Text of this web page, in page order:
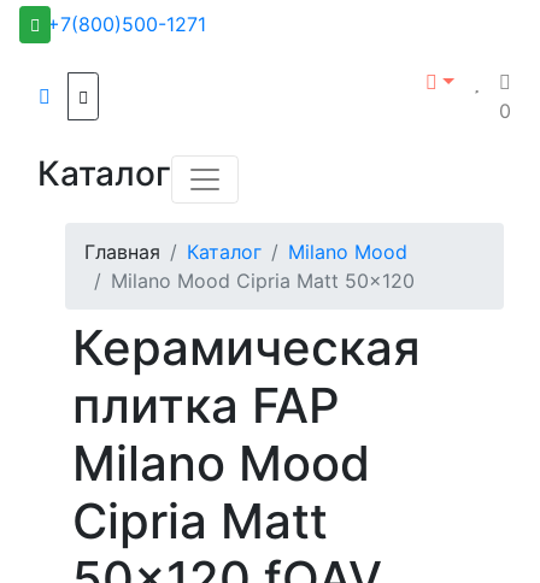
+7(800)500-1271
0
Каталог
Главная Каталог
Milano Mood
Milano Mood Cipria Matt 50x120
Керамическая
плитка FAP
Milano Mood
Cipria Matt